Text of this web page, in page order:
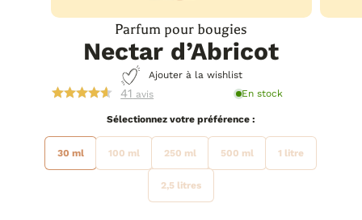
Parfum pour bougies
Nectar d’Abricot
Ajouter à la wishlist
41 avis En stock
préférence
30 ml 100 ml 250 ml 500 ml 1 litre
2,5 litres